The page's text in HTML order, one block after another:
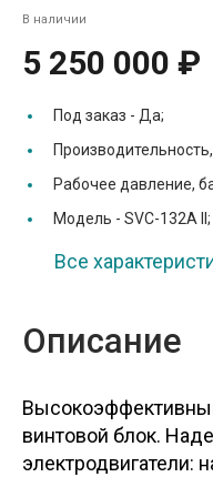
В наличии
5 250 000 ₽
Под заказ - Да;
Рабочее давление,
Модель - SVC-132A II;
Все
Описание
винтовой блок.
электродвигатели: